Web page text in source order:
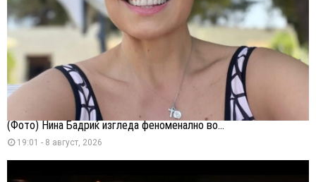
(Фото) Нина Бадриќ изгледа феноменално во...
19:01 - 8 август, 2026